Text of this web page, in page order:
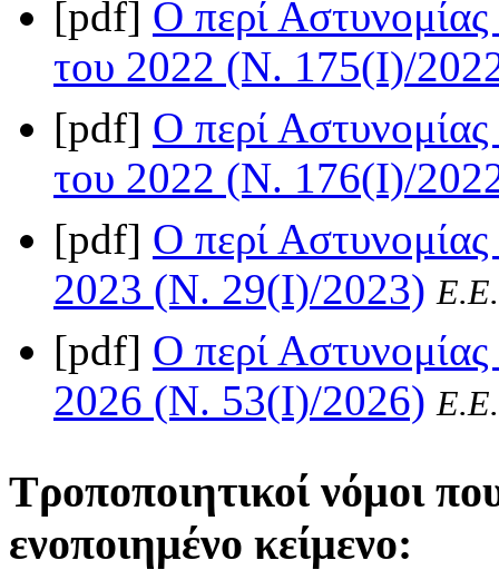
[pdf] Ο περί
του 2022 (Ν. 175(I)/
[pdf] Ο περί
του 2022 (Ν. 176(I)/
[pdf] Ο περί
2023 (Ν. 29(I)/2023)
[pdf] Ο περί
2026 (Ν. 53(I)/2026)
Τροποποιητικοί νόμοι
ενοποιημένο κείμενο: